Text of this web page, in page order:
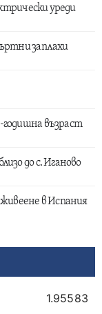
уреди
заплахи
възраст
до с. Иганово
в Испания
1.95583